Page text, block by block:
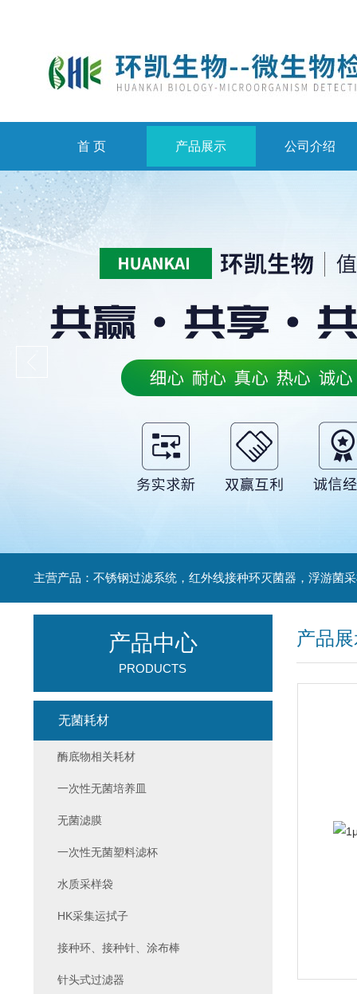
首 页 产品展示 公司介绍
产品
产品中心
PRODUCTS
无菌耗材
酶底物相关耗材
一次性无菌培养皿
无菌滤膜
一次性无菌塑料滤杯
水质采样袋
HK采集运拭子
接种环、接种针、涂布棒
针头式过滤器